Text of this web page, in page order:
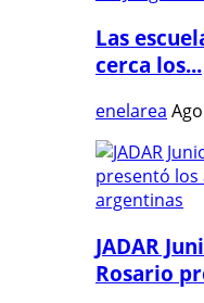
Las
cerca los...
enelarea
JADAR
Rosario